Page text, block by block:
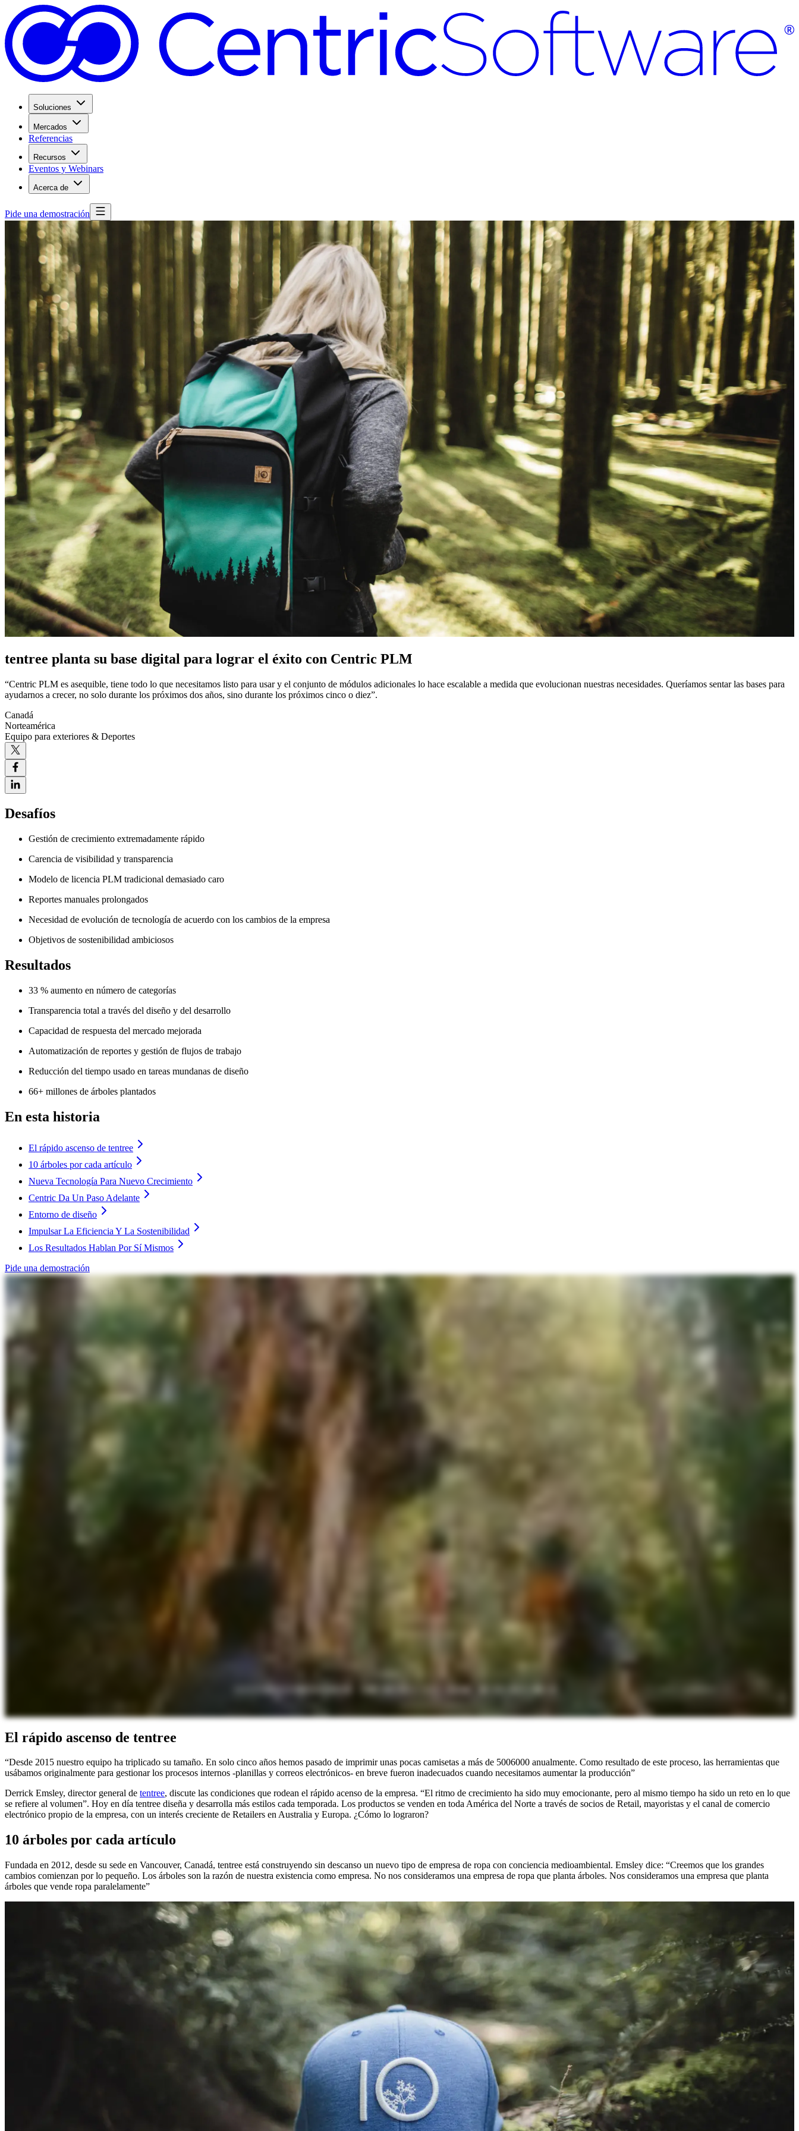
Soluciones
Mercados
Referencias
Recursos
Eventos y Webinars
Acerca de
Pide una demostración
tentree planta su base digital para lograr el éxito con Centric PLM
“Centric PLM es asequible, tiene todo lo que necesitamos listo para usar y el conjunto de módulos adicionales lo hace escalable a medida que evolucionan nuestras necesidades. Queríamos sentar las bases para
ayudarnos a crecer, no solo durante los próximos dos años, sino durante los próximos cinco o diez”.
Canadá
Norteamérica
Equipo para exteriores & Deportes
Desafíos
Gestión de crecimiento extremadamente rápido
Carencia de visibilidad y transparencia
Modelo de licencia PLM tradicional demasiado caro
Reportes manuales prolongados
Necesidad de evolución de tecnología de acuerdo con los cambios de la empresa
Objetivos de sostenibilidad ambiciosos
Resultados
33 % aumento en número de categorías
Transparencia total a través del diseño y del desarrollo
Capacidad de respuesta del mercado mejorada
Automatización de reportes y gestión de flujos de trabajo
Reducción del tiempo usado en tareas mundanas de diseño
66+ millones de árboles plantados
En esta historia
El rápido ascenso de tentree
10 árboles por cada artículo
Nueva Tecnología Para Nuevo Crecimiento
Centric Da Un Paso Adelante
Entorno de diseño
Impulsar La Eficiencia Y La Sostenibilidad
Los Resultados Hablan Por Sí Mismos
Pide una demostración
El rápido ascenso de tentree
“Desde 2015 nuestro equipo ha triplicado su tamaño. En solo cinco años hemos pasado de imprimir unas pocas camisetas a más de 5006000 anualmente. Como resultado de este proceso, las herramientas que
usábamos originalmente para gestionar los procesos internos -planillas y correos electrónicos- en breve fueron inadecuados cuando necesitamos aumentar la producción”
Derrick Emsley, director general de tentree, discute las condiciones que rodean el rápido acenso de la empresa. “El ritmo de crecimiento ha sido muy emocionante, pero al mismo tiempo ha sido un reto en lo que
se refiere al volumen”. Hoy en día tentree diseña y desarrolla más estilos cada temporada. Los productos se venden en toda América del Norte a través de socios de Retail, mayoristas y el canal de comercio
electrónico propio de la empresa, con un interés creciente de Retailers en Australia y Europa. ¿Cómo lo lograron?
10 árboles por cada artículo
Fundada en 2012, desde su sede en Vancouver, Canadá, tentree está construyendo sin descanso un nuevo tipo de empresa de ropa con conciencia medioambiental. Emsley dice: “Creemos que los grandes
cambios comienzan por lo pequeño. Los árboles son la razón de nuestra existencia como empresa. No nos consideramos una empresa de ropa que planta árboles. Nos consideramos una empresa que planta
árboles que vende ropa paralelamente”